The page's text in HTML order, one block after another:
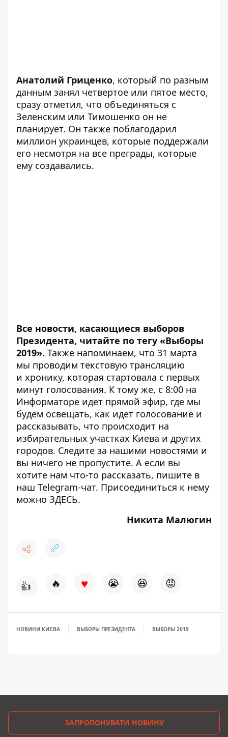
Анатолий Гриценко, который по разным
данным занял четвертое или пятое место,
сразу отметил, что объединяться с
Зеленским или Тимошенко он не
планирует. Он также поблагодарил
миллион украинцев, которые поддержали
его несмотря на все преграды, которые
ему создавались.
Все новости, касающиеся выборов
Президента, читайте по тегу «Выборы
2019». Также напоминаем, что 31 марта
мы проводим текстовую трансляцию
и хронику, которая стартовала с первых
минут голосования. К тому же, с 8:00 на
Информаторе идет прямой эфир, где мы
будем освещать, как идет голосование и
рассказывать, что происходит на
избирательных участках Киева и других
городов. Следите за нашими новостями и
вы ничего не пропустите. А если вы
хотите нам что-то рассказать, пишите в
наш Telegram-чат. Присоединиться к нему
можно ЗДЕСЬ.
Никита Малюгин
👍 🔥 ♥ 😭 😆 😡
НОВИНИ КИЄВА ВЫБОРЫ ПРЕЗИДЕНТА ВЫБОРЫ 2019
ЗАПРОПОНУВАТИ НОВИНУ